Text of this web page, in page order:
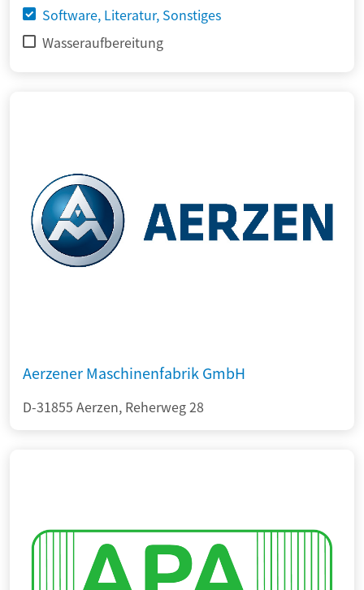
Software, Literatur, Sonstiges
Wasseraufbereitung
Aerzener Maschinenfabrik GmbH
D-31855 Aerzen, Reherweg 28